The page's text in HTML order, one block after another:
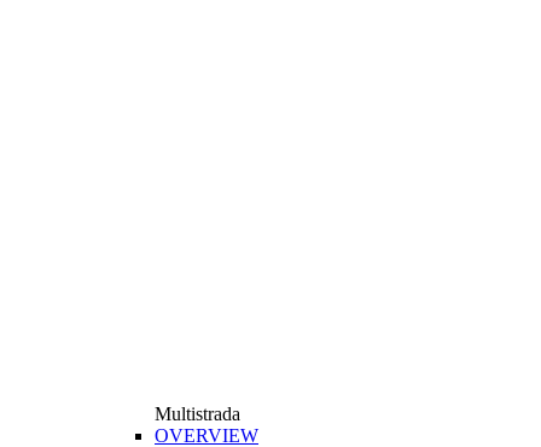
Multistrada
OVERVIEW